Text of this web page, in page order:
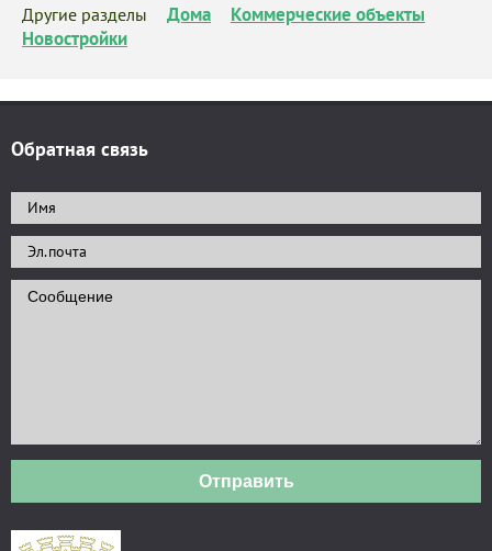
Другие разделы Дома
Коммерческие объекты
Новостройки
Обратная связь
Отправить